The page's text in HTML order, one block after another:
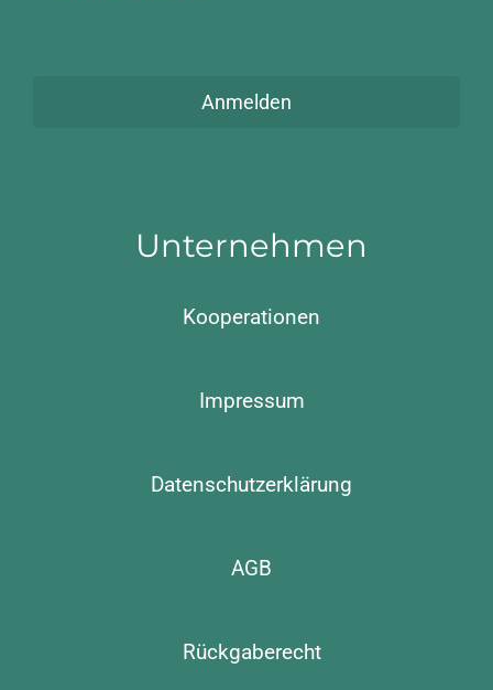
Anmelden
Unternehmen
Kooperationen
Impressum
Datenschutzerklärung
AGB
Rückgaberecht